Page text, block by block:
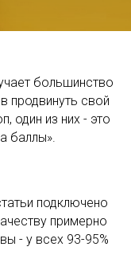
большинство
продвинуть свой
один из них - это
баллы».
подключено
примерно
- у всех 93-95%